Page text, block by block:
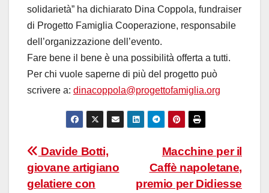
solidarietà” ha dichiarato Dina Coppola, fundraiser
di Progetto Famiglia Cooperazione, responsabile
dell’organizzazione dell’evento.
Fare bene il bene è una possibilità offerta a tutti.
Per chi vuole saperne di più del progetto può
scrivere a: dinacoppola@progettofamiglia.org
Navigazione
articoli
Macchine per il
Caffè napoletane,
premio per Didiesse
Davide Botti,
giovane artigiano
gelatiere con